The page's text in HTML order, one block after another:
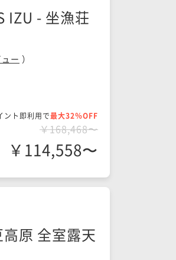
IZU - 坐漁荘
ー ）
ント即利用で最大32％OFF
￥168,468〜
￥114,558〜
原 全室露天